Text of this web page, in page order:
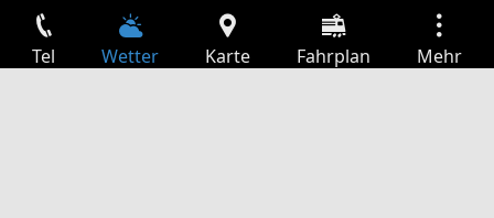
Tel Wetter Karte Fahrplan Mehr